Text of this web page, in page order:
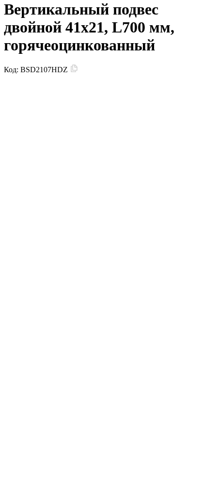
Вертикальный подвес
двойной 41х21, L700 мм,
горячеоцинкованный
Код: BSD2107HDZ